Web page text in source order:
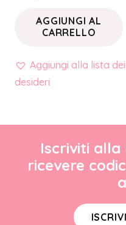
AGGIUNGI AL
CARRELLO
Aggiungi alla lista dei
desideri
Iscriviti
ricevere